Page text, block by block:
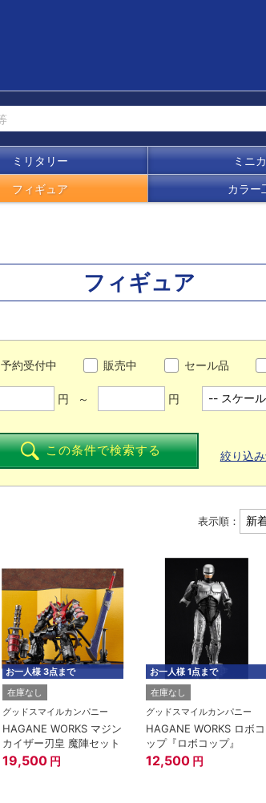
ミリタリー ミニ
フィギュア カラー
フィギュア
予約受付中 販売中 セール品
円 ～ 円
この条件で検索する 絞り込
表示順：
お一人様 3点まで
在庫なし
グッドスマイルカンパニー
HAGANE WORKS マジン
カイザー刃皇 魔陣セット
19,500 円
お一人様 1点まで
在庫なし
グッドスマイルカンパニー
HAGANE WORKS ロボコ
ップ『ロボコップ』
12,500 円